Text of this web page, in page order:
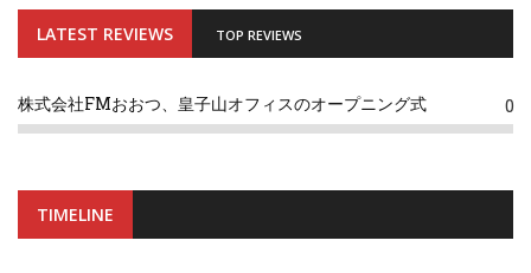
LATEST REVIEWS TOP REVIEWS
株式会社FMおおつ、皇子山オフィスのオープニング式 0
TIMELINE